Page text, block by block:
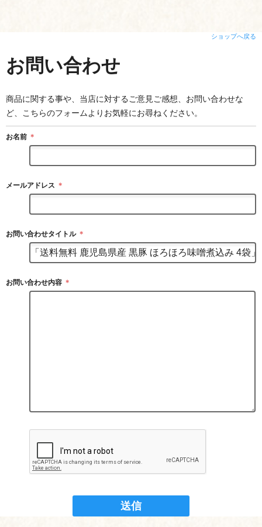
ショップへ戻る
お問い合わせ
商品に関する事や、当店に対するご意見ご感想、お問い合わせな
ど、こちらのフォームよりお気軽にお尋ねください。
お名前 ＊
メールアドレス ＊
お問い合わせタイトル ＊
お問い合わせ内容 ＊